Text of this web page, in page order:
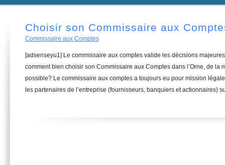
Choisir son Commissaire aux
Commissaire aux Comptes
[adsenseyu1] Le commissaire aux comptes valide les décisions
comment bien choisir son Commissaire aux Comptes dans l’Orne, de la
possible? Le commissaire aux comptes a toujours eu pour mission
les partenaires de l’entreprise (fournisseurs, banquiers et actionnaires)